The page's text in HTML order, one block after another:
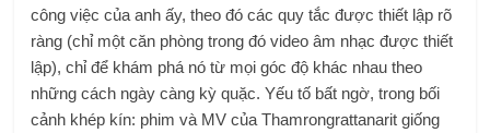
công việc của anh ấy, theo đó các quy tắc được thiết lập rõ
ràng (chỉ một căn phòng trong đó video âm nhạc được thiết
lập), chỉ để khám phá nó từ mọi góc độ khác nhau theo
những cách ngày càng kỳ quặc. Yếu tố bất ngờ, trong bối
cảnh khép kín: phim và MV của Thamrongrattanarit giống